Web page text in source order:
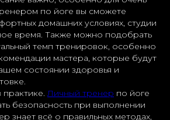
по йоге вы сможете
домашних условиях, студии
время. Также можно подобрать
темп тренировок, особенно
мастера, которые будут
состоянии здоровья и
практике.Личный тренер по йоге
безопасность при выполнении
знает всё о правильных методах,